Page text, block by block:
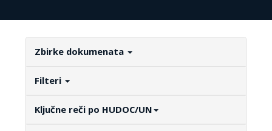
Zbirke dokumenata
Filteri
Ključne reči po HUDOC/UN